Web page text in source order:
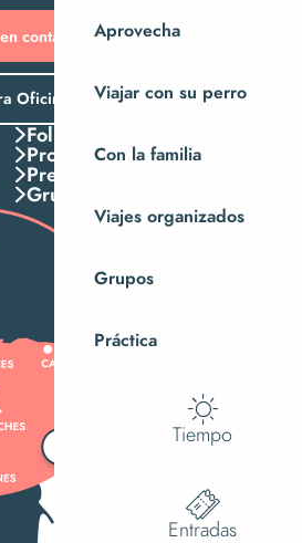
Aprovecha
Viajar con su perro
Con la familia
Viajes organizados
Grupos
Práctica
Tiempo
Entradas
contacto con nosotros
Oficina de Turismo
Folletos
Pros
Press
Grupos